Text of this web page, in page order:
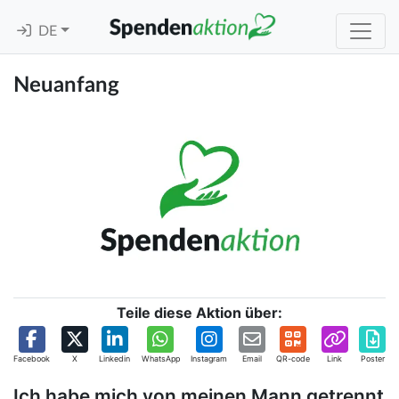
DE
Neuanfang
Teile diese Aktion über:
Facebook X Linkedin WhatsApp Instagram Email QR-code Link Poster